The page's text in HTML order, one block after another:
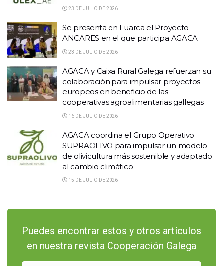
23 DE JULIO DE 2026
Se presenta en Luarca el Proyecto
ANCARES en el que participa AGACA
23 DE JULIO DE 2026
AGACA y Caixa Rural Galega refuerzan su
colaboración para impulsar proyectos
europeos en beneficio de las
cooperativas agroalimentarias gallegas
16 DE JULIO DE 2026
AGACA coordina el Grupo Operativo
SUPRAOLIVO para impulsar un modelo
de olivicultura más sostenible y adaptado
al cambio climático
15 DE JULIO DE 2026
Puedes encontrar estos y otros artículos
en nuestra revista Cooperación Galega